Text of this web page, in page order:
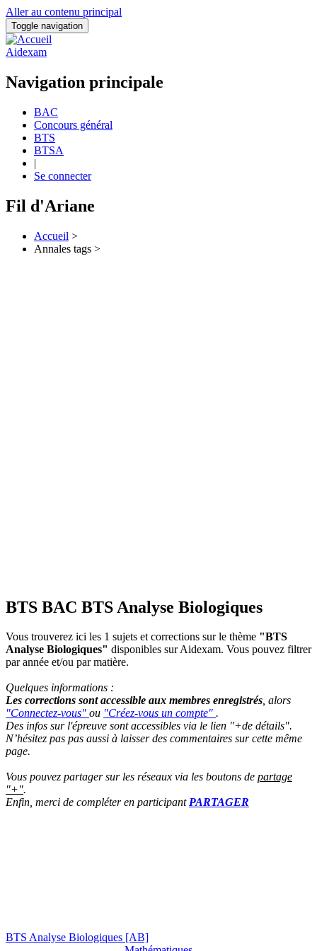
Aller au contenu principal
Toggle navigation
Aidexam
Navigation principale
BAC
Concours général
BTS
BTSA
|
Se connecter
Fil d'Ariane
Accueil >
Annales tags >
BTS BAC BTS Analyse Biologiques
Vous trouverez ici les 1 sujets et corrections sur le thème "BTS
Analyse Biologiques" disponibles sur Aidexam. Vous pouvez filtrer
par année et/ou par matière.
Quelques informations :
Les corrections sont accessible aux membres enregistrés, alors
"Connectez-vous" ou "Créez-vous un compte" .
Des infos sur l'épreuve sont accessibles via le lien "+de détails".
N’hésitez pas pas aussi à laisser des commentaires sur cette même
page.
Vous pouvez partager sur les réseaux via les boutons de partage
"+".
Enfin, merci de compléter en participantPARTAGER
BTS Analyse Biologiques [AB]